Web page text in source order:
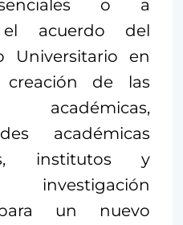
o a
acuerdo del
Universitario en
de las
académicas,
académicas
institutos y
un nuevo